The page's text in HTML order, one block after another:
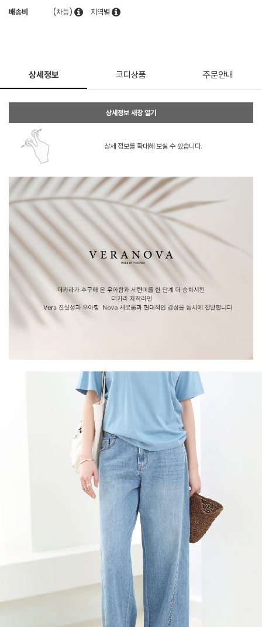
배송비 (차등) 지역별
상세정보 코디상품 주문안내
상세정보 새창 열기
상세 정보를 확대해 보실 수 있습니다.